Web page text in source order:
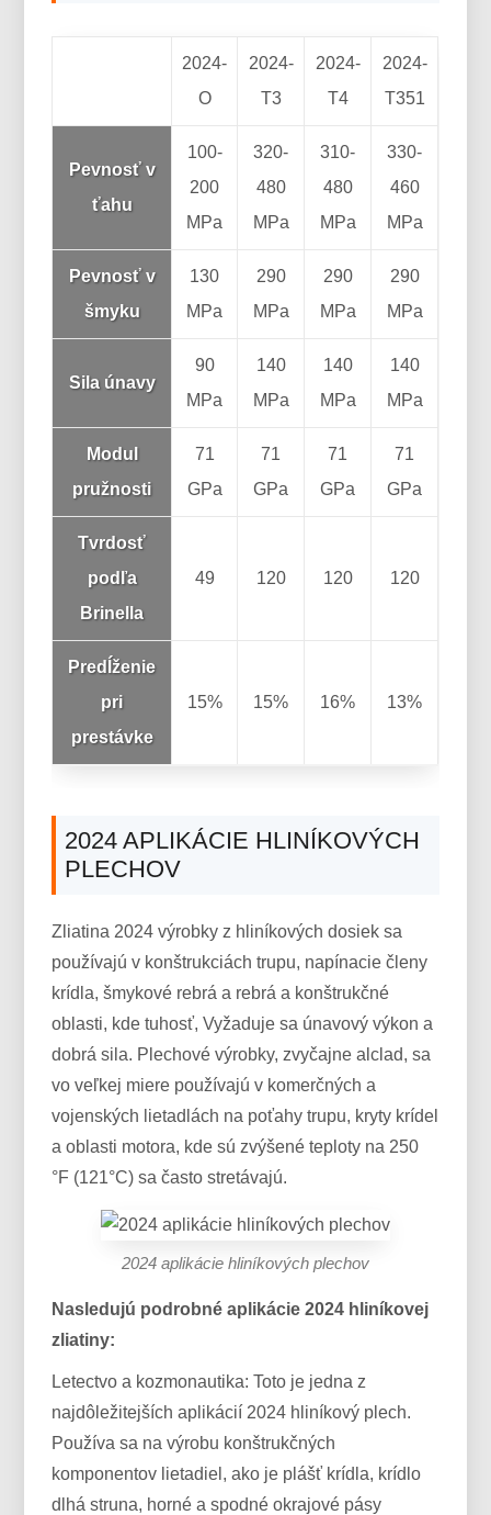
2024-
O
2024-
T3
2024-
T4
2024-
T351
Pevnosť v
ťahu
100-
200
MPa
320-
480
MPa
310-
480
MPa
330-
460
MPa
Pevnosť v
šmyku
130
MPa
290
MPa
290
MPa
290
MPa
Sila únavy
90
MPa
140
MPa
140
MPa
140
MPa
Modul
pružnosti
71
GPa
71
GPa
71
GPa
71
GPa
Tvrdosť
podľa
Brinella
49 120 120 120
Predĺženie
pri
prestávke
15% 15% 16% 13%
2024 APLIKÁCIE HLINÍKOVÝCH
PLECHOV
Zliatina 2024 výrobky z hliníkových dosiek sa
používajú v konštrukciách trupu, napínacie členy
krídla, šmykové rebrá a rebrá a konštrukčné
oblasti, kde tuhosť, Vyžaduje sa únavový výkon a
dobrá sila. Plechové výrobky, zvyčajne alclad, sa
vo veľkej miere používajú v komerčných a
vojenských lietadlách na poťahy trupu, kryty krídel
a oblasti motora, kde sú zvýšené teploty na 250
°F (121°C) sa často stretávajú.
2024 aplikácie hliníkových plechov
Nasledujú podrobné aplikácie 2024 hliníkovej
zliatiny:
Letectvo a kozmonautika: Toto je jedna z
najdôležitejších aplikácií 2024 hliníkový plech.
Používa sa na výrobu konštrukčných
komponentov lietadiel, ako je plášť krídla, krídlo
dlhá struna, horné a spodné okrajové pásy